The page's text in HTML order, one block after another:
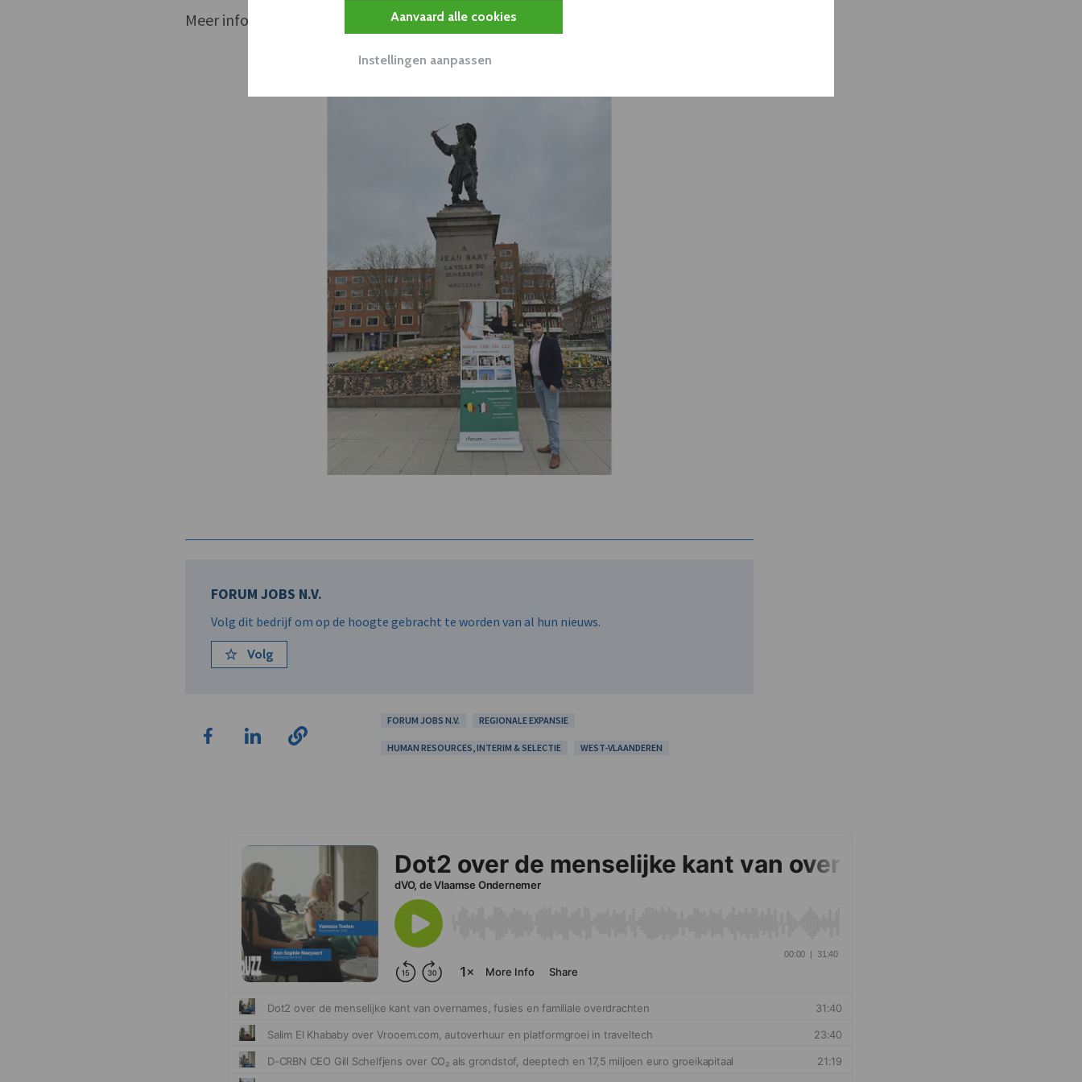
Aanvaard alle cookies
Instellingen aanpassen
Meer info: 051/26.75.75 of https://www.forumjobs.be
FORUM JOBS N.V.
Volg dit bedrijf om op de hoogte gebracht te worden van al hun nieuws.
Volg
FORUM JOBS N.V. REGIONALE EXPANSIE
HUMAN RESOURCES, INTERIM & SELECTIE WEST-VLAANDEREN